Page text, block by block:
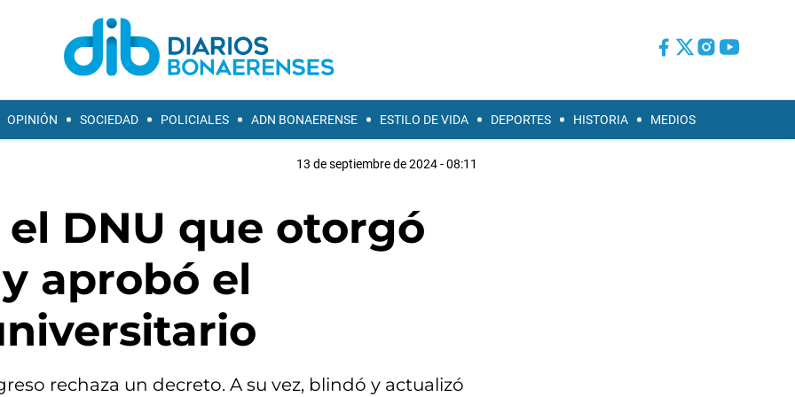
OPINIÓN SOCIEDAD POLICIALES ADN BONAERENSE ESTILO DE VIDA DEPORTES HISTORIA MEDIOS
13 de septiembre de 2024 - 08:11
DNU que otorgó
aprobó el
rechaza un decreto. A su vez, blindó y actualizó